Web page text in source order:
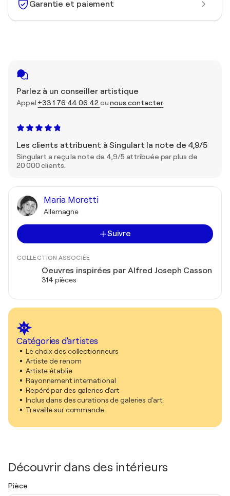
Garantie et paiement
Parlez à un conseiller artistique
Appel +33 1 76 44 06 42 ounous contacter
Les clients attribuent à Singulart la note de 4,9/5
Singulart a reçu la note de 4,9/5 attribuée par plus de
20 000 clients.
Maria Moretti
Allemagne
Suivre
COLLECTION ASSOCIÉE
Oeuvres inspirées par Alfred Joseph Casson
314 pièces
Catégories d'artistes
Le choix des collectionneurs
Artiste de renom
Artiste établie
Rayonnement international
Repéré par des galeries d'art
Inclus dans des curations de galeries d'art
Travaille sur commande
Découvrir dans des intérieurs
Pièce